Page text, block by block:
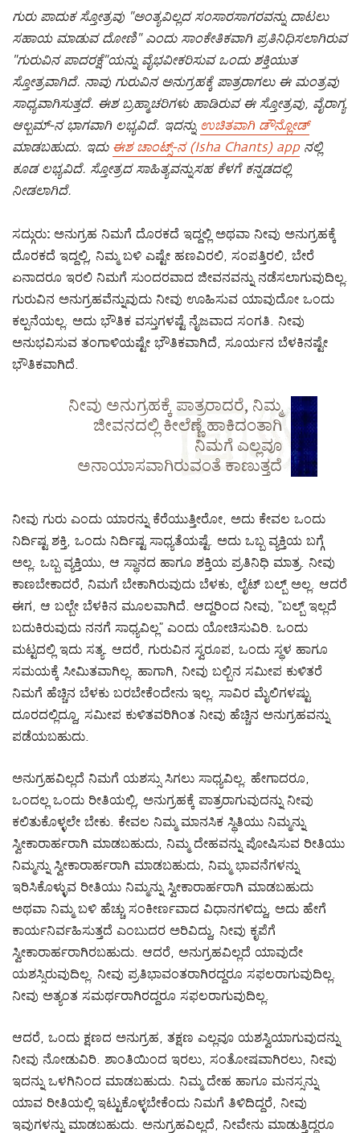
ಗುರು ಪಾದುಕ ಸ್ತೋತ್ರವು "ಅಂತ್ಯವಿಲ್ಲದ ಸಂಸಾರಸಾಗರವನ್ನು ದಾಟಲು
ಸಹಾಯ ಮಾಡುವ ದೋಣಿ" ಎಂದು ಸಾಂಕೇತಿಕವಾಗಿ ಪ್ರತಿನಿಧಿಸಲಾಗಿರುವ
"ಗುರುವಿನ ಪಾದರಕ್ಷೆ"ಯನ್ನು ವೈಭವೀಕರಿಸುವ ಒಂದು ಶಕ್ತಿಯುತ
ಸ್ತೋತ್ರವಾಗಿದೆ. ನಾವು ಗುರುವಿನ ಅನುಗ್ರಹಕ್ಕೆ ಪಾತ್ರರಾಗಲು ಈ ಮಂತ್ರವು
ಸಾಧ್ಯವಾಗಿಸುತ್ತದೆ. ಈಶ ಬ್ರಹ್ಮಾಚರಿಗಳು ಹಾಡಿರುವ ಈ ಸ್ತೋತ್ರವು, ವೈರಾಗ್ಯ
ಆಲ್ಬಮ್-ನ ಭಾಗವಾಗಿ ಲಭ್ಯವಿದೆ. ಇದನ್ನು ಉಚಿತವಾಗಿ ಡೌನ್ಲೋಡ್
ಮಾಡಬಹುದು. ಇದು ಈಶ ಚಾಂಟ್ಸ್-ನ (Isha Chants) appನಲ್ಲಿ
ಕೂಡ ಲಭ್ಯವಿದೆ. ಸ್ತೋತ್ರದ ಸಾಹಿತ್ಯವನ್ನುಸಹ ಕೆಳಗೆ ಕನ್ನಡದಲ್ಲಿ
ನೀಡಲಾಗಿದೆ.
ಸದ್ಗುರು: ಅನುಗ್ರಹ ನಿಮಗೆ ದೊರಕದೆ ಇದ್ದಲ್ಲಿ ಅಥವಾ ನೀವು ಅನುಗ್ರಹಕ್ಕೆ
ದೊರಕದೆ ಇದ್ದಲ್ಲಿ, ನಿಮ್ಮ ಬಳಿ ಎಷ್ಟೇ ಹಣವಿರಲಿ, ಸಂಪತ್ತಿರಲಿ, ಬೇರೆ
ಏನಾದರೂ ಇರಲಿ ನಿಮಗೆ ಸುಂದರವಾದ ಜೀವನವನ್ನು ನಡೆಸಲಾಗುವುದಿಲ್ಲ.
ಗುರುವಿನ ಅನುಗ್ರಹವೆನ್ನುವುದು ನೀವು ಊಹಿಸುವ ಯಾವುದೋ ಒಂದು
ಕಲ್ಪನೆಯಲ್ಲ. ಅದು ಭೌತಿಕ ವಸ್ತುಗಳಷ್ಟೆ ನೈಜವಾದ ಸಂಗತಿ. ನೀವು
ಅನುಭವಿಸುವ ತಂಗಾಳಿಯಷ್ಟೇ ಭೌತಿಕವಾಗಿದೆ, ಸೂರ್ಯನ ಬೆಳಕಿನಷ್ಟೇ
ಭೌತಿಕವಾಗಿದೆ.
ನೀವು ಅನುಗ್ರಹಕ್ಕೆ ಪಾತ್ರರಾದರೆ, ನಿಮ್ಮ
ಜೀವನದಲ್ಲಿ ಕೀಲೆಣ್ಣೆ ಹಾಕಿದಂತಾಗಿ
ನಿಮಗೆ ಎಲ್ಲವೂ
ಅನಾಯಾಸವಾಗಿರುವಂತೆ ಕಾಣುತ್ತದೆ
ನೀವು ಗುರು ಎಂದು ಯಾರನ್ನು ಕೆರೆಯುತ್ತೀರೋ, ಅದು ಕೇವಲ ಒಂದು
ನಿರ್ದಿಷ್ಟ ಶಕ್ತಿ, ಒಂದು ನಿರ್ದಿಷ್ಟ ಸಾಧ್ಯತೆಯಷ್ಟೆ. ಅದು ಒಬ್ಬ ವ್ಯಕ್ತಿಯ ಬಗ್ಗೆ
ಅಲ್ಲ. ಒಬ್ಬ ವ್ಯಕ್ತಿಯು, ಆ ಸ್ಥಾನದ ಹಾಗೂ ಶಕ್ತಿಯ ಪ್ರತಿನಿಧಿ ಮಾತ್ರ. ನೀವು
ಕಾಣಬೇಕಾದರೆ, ನಿಮಗೆ ಬೇಕಾಗಿರುವುದು ಬೆಳಕು, ಲೈಟ್ ಬಲ್ಬ್ ಅಲ್ಲ. ಆದರೆ
ಈಗ, ಆ ಬಲ್ಬೇ ಬೆಳಕಿನ ಮೂಲವಾಗಿದೆ. ಆದ್ದರಿಂದ ನೀವು, “ಬಲ್ಬ್ ಇಲ್ಲದೆ
ಬದುಕಿರುವುದು ನನಗೆ ಸಾಧ್ಯವಿಲ್ಲ” ಎಂದು ಯೋಚಿಸುವಿರಿ. ಒಂದು
ಮಟ್ಟದಲ್ಲಿ ಇದು ಸತ್ಯ. ಆದರೆ, ಗುರುವಿನ ಸ್ವರೂಪ, ಒಂದು ಸ್ಥಳ ಹಾಗೂ
ಸಮಯಕ್ಕೆ ಸೀಮಿತವಾಗಿಲ್ಲ. ಹಾಗಾಗಿ, ನೀವು ಬಲ್ಬಿನ ಸಮೀಪ ಕುಳಿತರೆ
ನಿಮಗೆ ಹೆಚ್ಚಿನ ಬೆಳಕು ಬರಬೇಕೆಂದೇನು ಇಲ್ಲ. ಸಾವಿರ ಮೈಲಿಗಳಷ್ಟು
ದೂರದಲ್ಲಿದ್ದೂ, ಸಮೀಪ ಕುಳಿತವರಿಗಿಂತ ನೀವು ಹೆಚ್ಚಿನ ಅನುಗ್ರಹವನ್ನು
ಪಡೆಯಬಹುದು.
ಅನುಗ್ರಹವಿಲ್ಲದೆ ನಿಮಗೆ ಯಶಸ್ಸು ಸಿಗಲು ಸಾಧ್ಯವಿಲ್ಲ. ಹೇಗಾದರೂ,
ಒಂದಲ್ಲ ಒಂದು ರೀತಿಯಲ್ಲಿ, ಅನುಗ್ರಹಕ್ಕೆ ಪಾತ್ರರಾಗುವುದನ್ನು ನೀವು
ಕಲಿತುಕೊಳ್ಳಲೇ ಬೇಕು. ಕೇವಲ ನಿಮ್ಮ ಮಾನಸಿಕ ಸ್ಥಿತಿಯು ನಿಮ್ಮನ್ನು
ಸ್ವೀಕಾರಾರ್ಹರಾಗಿ ಮಾಡಬಹುದು, ನಿಮ್ಮ ದೇಹವನ್ನು ಪೋಷಿಸುವ ರೀತಿಯು
ನಿಮ್ಮನ್ನು ಸ್ವೀಕಾರಾರ್ಹರಾಗಿ ಮಾಡಬಹುದು, ನಿಮ್ಮ ಭಾವನೆಗಳನ್ನು
ಇರಿಸಿಕೊಳ್ಳುವ ರೀತಿಯು ನಿಮ್ಮನ್ನು ಸ್ವೀಕಾರಾರ್ಹರಾಗಿ ಮಾಡಬಹುದು
ಅಥವಾ ನಿಮ್ಮ ಬಳಿ ಹೆಚ್ಚು ಸಂಕೀರ್ಣವಾದ ವಿಧಾನಗಳಿದ್ದು, ಅದು ಹೇಗೆ
ಕಾರ್ಯನಿರ್ವಹಿಸುತ್ತದೆ ಎಂಬುದರ ಅರಿವಿದ್ದು, ನೀವು ಕೃಪೆಗೆ
ಸ್ವೀಕಾರಾರ್ಹರಾಗಿರಬಹುದು. ಆದರೆ, ಅನುಗ್ರಹವಿಲ್ಲದೆ ಯಾವುದೇ
ಯಶಸ್ಸಿರುವುದಿಲ್ಲ. ನೀವು ಪ್ರತಿಭಾವಂತರಾಗಿರದ್ದರೂ ಸಫಲರಾಗುವುದಿಲ್ಲ.
ನೀವು ಅತ್ಯಂತ ಸಮರ್ಥರಾಗಿರದ್ದರೂ ಸಫಲರಾಗುವುದಿಲ್ಲ.
ಆದರೆ, ಒಂದು ಕ್ಷಣದ ಅನುಗ್ರಹ, ತಕ್ಷಣ ಎಲ್ಲವೂ ಯಶಸ್ವಿಯಾಗುವುದನ್ನು
ನೀವು ನೋಡುವಿರಿ. ಶಾಂತಿಯಿಂದ ಇರಲು, ಸಂತೋಷವಾಗಿರಲು, ನೀವು
ಇದನ್ನು ಒಳಗಿನಿಂದ ಮಾಡಬಹುದು. ನಿಮ್ಮ ದೇಹ ಹಾಗೂ ಮನಸ್ಸನ್ನು
ಯಾವ ರೀತಿಯಲ್ಲಿ ಇಟ್ಟುಕೊಳ್ಳಬೇಕೆಂದು ನಿಮಗೆ ತಿಳಿದಿದ್ದರೆ, ನೀವು
ಇವುಗಳನ್ನು ಮಾಡಬಹುದು. ಅನುಗ್ರಹವಿಲ್ಲದೆ, ನೀವೇನು ಮಾಡುತ್ತಿದ್ದರೂ